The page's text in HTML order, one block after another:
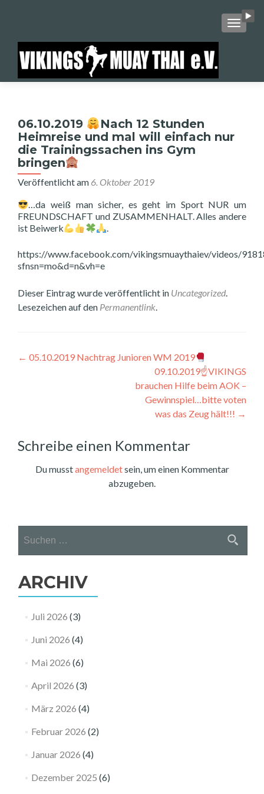
06.10.2019
Nach 12 Stunden
Heimreise und mal will einfach nur
die Trainingssachen ins Gym
bringen
Veröffentlicht am 6. Oktober 2019
…da weiß man sicher, es geht im Sport NUR um
FREUNDSCHAFT und ZUSAMMENHALT. Alles andere
ist Beiwerk
.
https://www.facebook.com/vikingsmuaythaiev/videos/
sfnsn=mo&d=n&vh=e
Dieser Eintrag wurde veröffentlicht in Uncategorized.
Lesezeichen auf den Permanentlink.
Beitragsnavigation
← 05.10.2019 Nachtrag Junioren WM 2019
09.10.2019☝️VIKINGS
brauchen Hilfe beim AOK –
Gewinnspiel…bitte voten
was das Zeug hält!!! →
Schreibe einen Kommentar
Du musstangemeldetsein, um einen Kommentar
abzugeben.
nach:
ARCHIV
Juli 2026 (3)
Juni 2026 (4)
Mai 2026 (6)
April 2026 (3)
März 2026 (4)
Februar 2026 (2)
Januar 2026 (4)
Dezember 2025 (6)